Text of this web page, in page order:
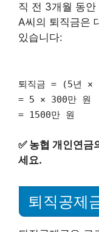
직 전 3개월 동
A씨의 퇴직금은
있습니다:
퇴직금 = (5년 ×
= 5 × 300만 원
= 1500만 원
✅ 농협 개인연금
세요.
퇴직공제